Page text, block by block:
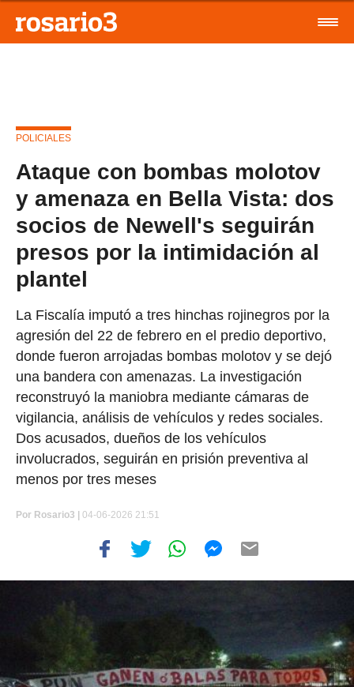
POLICIALES
Ataque con bombas molotov
y amenaza en Bella Vista: dos
socios de Newell's seguirán
presos por la intimidación al
plantel
La Fiscalía imputó a tres hinchas rojinegros por la
agresión del 22 de febrero en el predio deportivo,
donde fueron arrojadas bombas molotov y se dejó
una bandera con amenazas. La investigación
reconstruyó la maniobra mediante cámaras de
vigilancia, análisis de vehículos y redes sociales.
Dos acusados, dueños de los vehículos
involucrados, seguirán en prisión preventiva al
menos por tres meses
Por Rosario3 | 04-06-2026 21:51